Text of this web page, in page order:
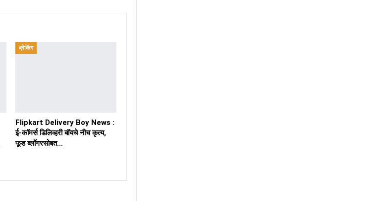
ब्रेकिंग
Flipkart Delivery Boy News :
ई-कॉमर्स डिलिव्हरी बॉयचे नीच कृत्य,
फूड ब्लॉगरसोबत…